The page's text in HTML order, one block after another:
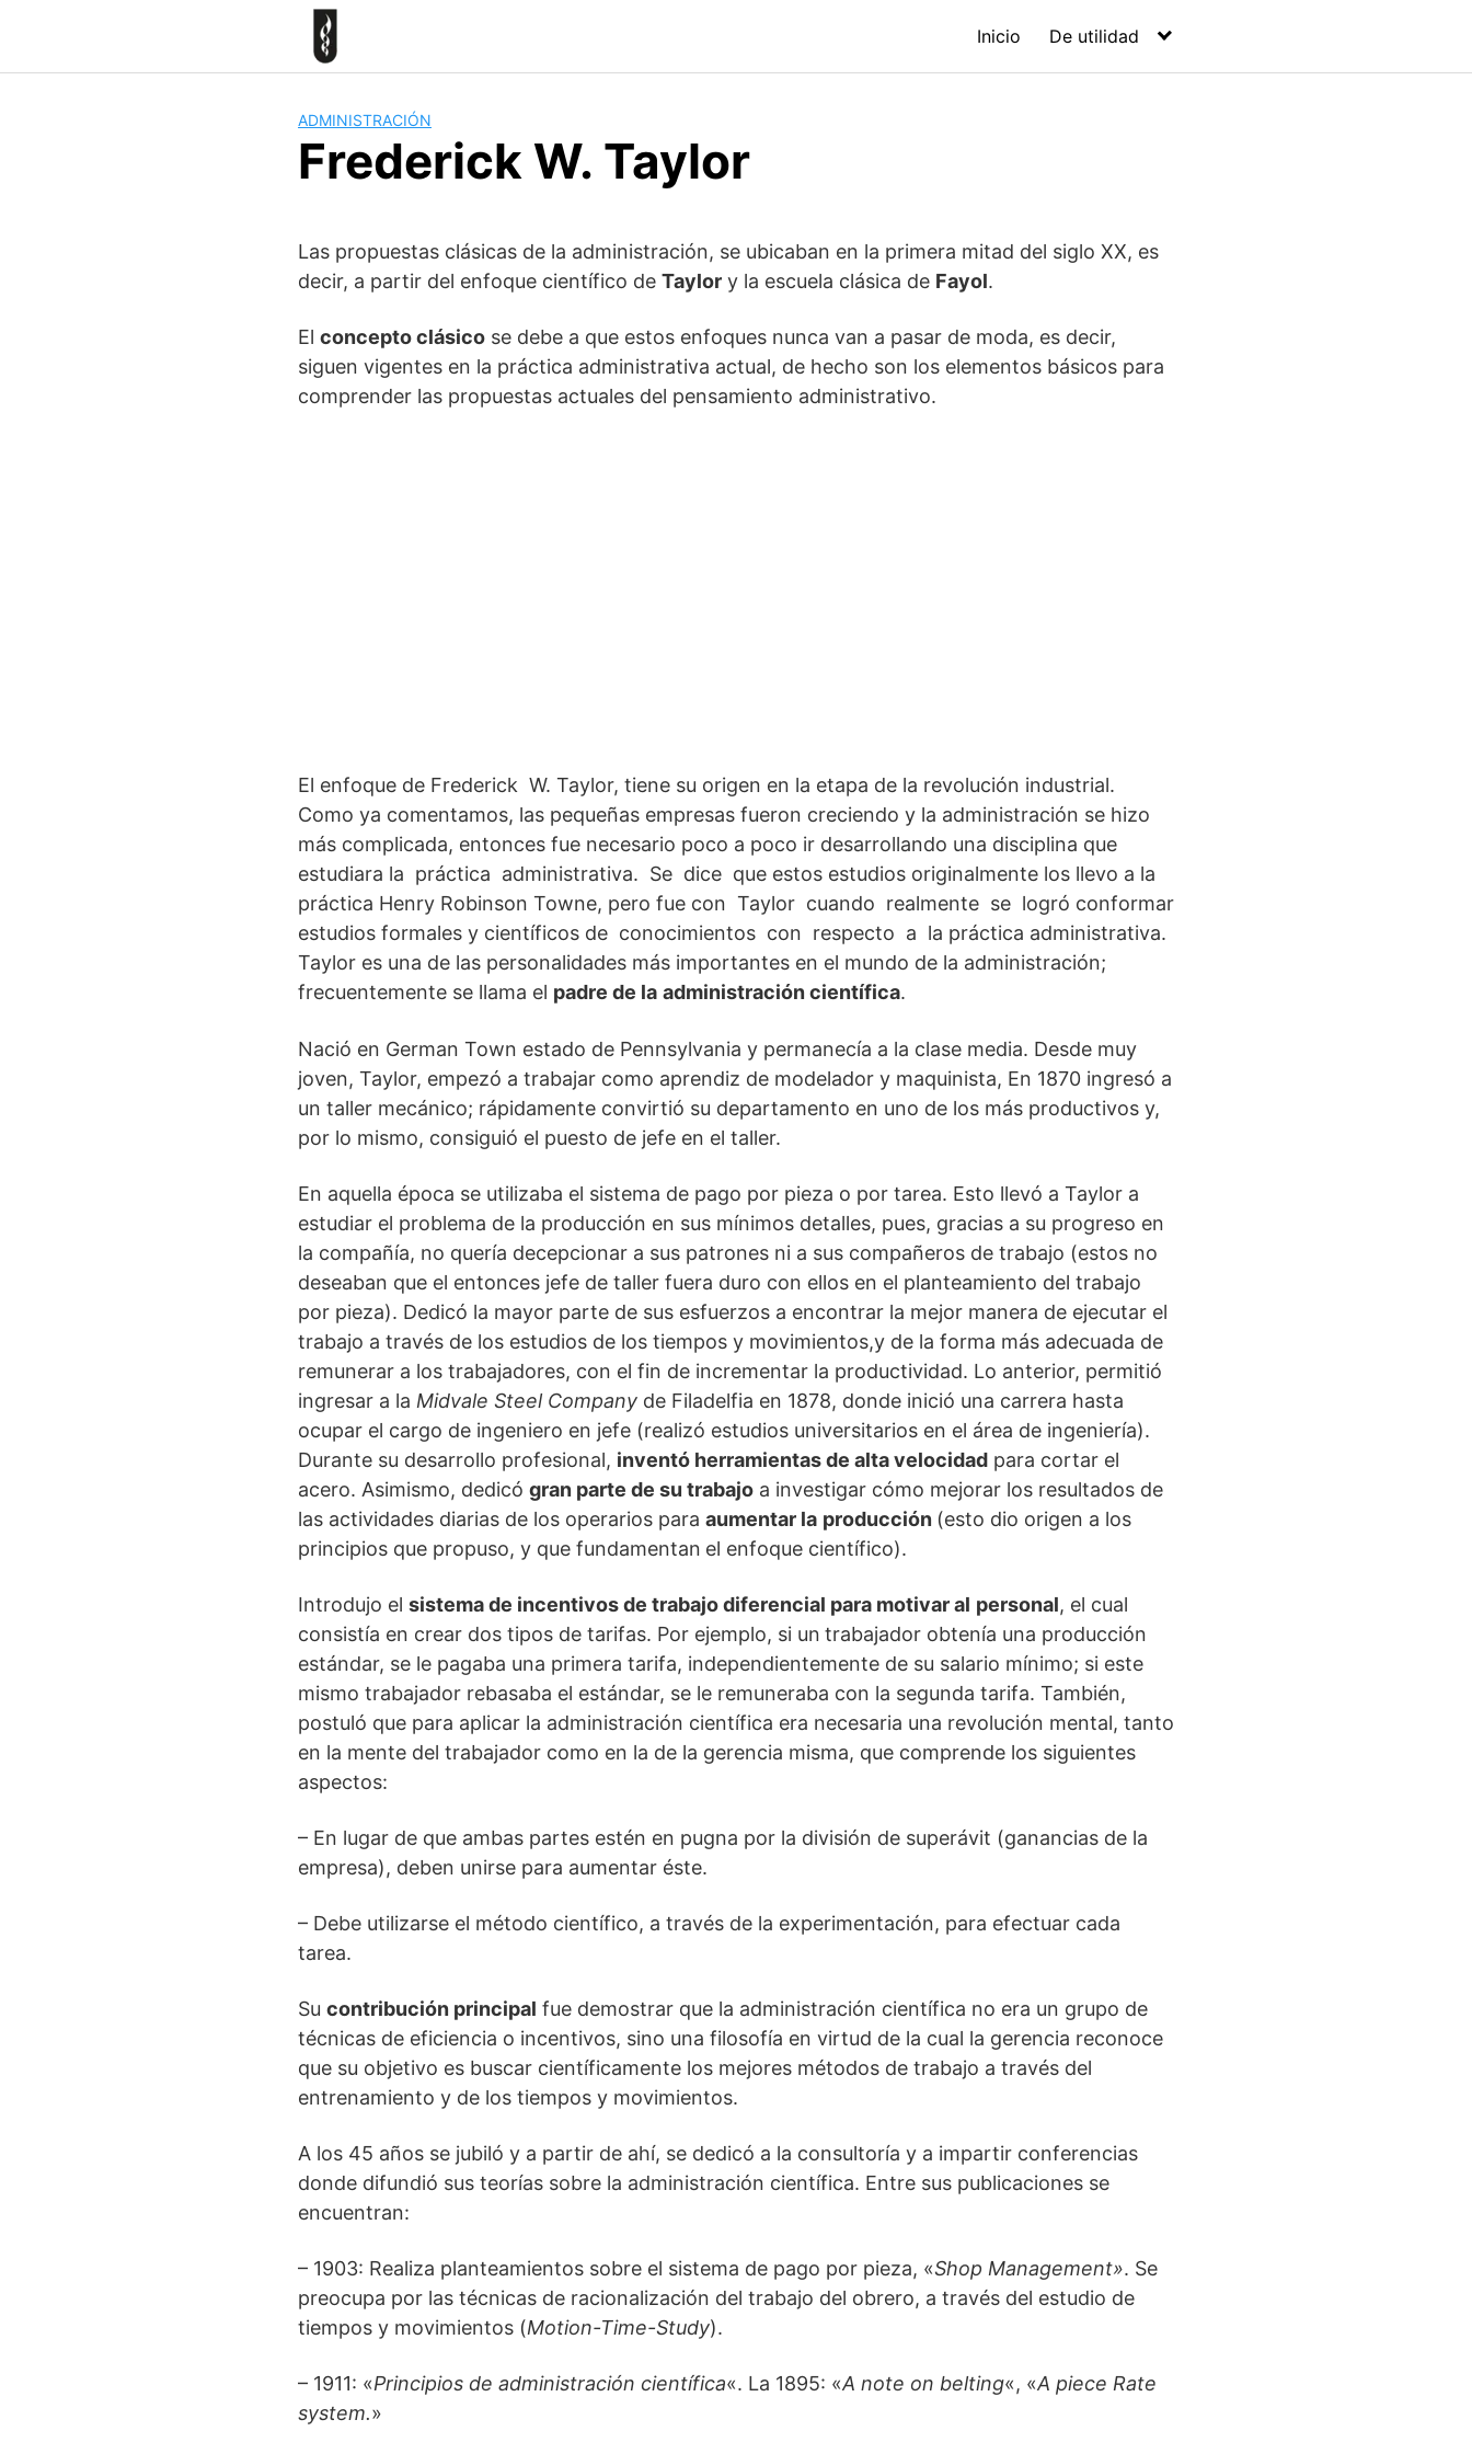
Inicio De utilidad
ADMINISTRACIÓN
Frederick W. Taylor
Las propuestas clásicas de la administración, se ubicaban en la primera mitad del siglo XX, es
decir, a partir del enfoque científico de Taylor y la escuela clásica de Fayol.
El concepto clásico se debe a que estos enfoques nunca van a pasar de moda, es decir,
siguen vigentes en la práctica administrativa actual, de hecho son los elementos básicos para
comprender las propuestas actuales del pensamiento administrativo.
El enfoque de Frederick W. Taylor, tiene su origen en la etapa de la revolución industrial.
Como ya comentamos, las pequeñas empresas fueron creciendo y la administración se hizo
más complicada, entonces fue necesario poco a poco ir desarrollando una disciplina que
estudiara la práctica administrativa. Se dice que estos estudios originalmente los llevo a la
práctica Henry Robinson Towne, pero fue con Taylor cuando realmente se logró conformar
estudios formales y científicos de conocimientos con respecto a la práctica administrativa.
Taylor es una de las personalidades más importantes en el mundo de la administración;
frecuentemente se llama el padre de la administración científica.
Nació en German Town estado de Pennsylvania y permanecía a la clase media. Desde muy
joven, Taylor, empezó a trabajar como aprendiz de modelador y maquinista, En 1870 ingresó a
un taller mecánico; rápidamente convirtió su departamento en uno de los más productivos y,
por lo mismo, consiguió el puesto de jefe en el taller.
En aquella época se utilizaba el sistema de pago por pieza o por tarea. Esto llevó a Taylor a
estudiar el problema de la producción en sus mínimos detalles, pues, gracias a su progreso en
la compañía, no quería decepcionar a sus patrones ni a sus compañeros de trabajo (estos no
deseaban que el entonces jefe de taller fuera duro con ellos en el planteamiento del trabajo
por pieza). Dedicó la mayor parte de sus esfuerzos a encontrar la mejor manera de ejecutar el
trabajo a través de los estudios de los tiempos y movimientos,y de la forma más adecuada de
remunerar a los trabajadores, con el fin de incrementar la productividad. Lo anterior, permitió
ingresar a la Midvale Steel Company de Filadelfia en 1878, donde inició una carrera hasta
ocupar el cargo de ingeniero en jefe (realizó estudios universitarios en el área de ingeniería).
Durante su desarrollo profesional, inventó herramientas de alta velocidad para cortar el
acero. Asimismo, dedicó gran parte de su trabajo a investigar cómo mejorar los resultados de
las actividades diarias de los operarios para aumentar la producción (esto dio origen a los
principios que propuso, y que fundamentan el enfoque científico).
Introdujo el sistema de incentivos de trabajo diferencial para motivar al personal, el cual
consistía en crear dos tipos de tarifas. Por ejemplo, si un trabajador obtenía una producción
estándar, se le pagaba una primera tarifa, independientemente de su salario mínimo; si este
mismo trabajador rebasaba el estándar, se le remuneraba con la segunda tarifa. También,
postuló que para aplicar la administración científica era necesaria una revolución mental, tanto
en la mente del trabajador como en la de la gerencia misma, que comprende los siguientes
aspectos:
– En lugar de que ambas partes estén en pugna por la división de superávit (ganancias de la
empresa), deben unirse para aumentar éste.
– Debe utilizarse el método científico, a través de la experimentación, para efectuar cada
tarea.
Su contribución principal fue demostrar que la administración científica no era un grupo de
técnicas de eficiencia o incentivos, sino una filosofía en virtud de la cual la gerencia reconoce
que su objetivo es buscar científicamente los mejores métodos de trabajo a través del
entrenamiento y de los tiempos y movimientos.
A los 45 años se jubiló y a partir de ahí, se dedicó a la consultoría y a impartir conferencias
donde difundió sus teorías sobre la administración científica. Entre sus publicaciones se
encuentran:
– 1903: Realiza planteamientos sobre el sistema de pago por pieza, «Shop Management». Se
preocupa por las técnicas de racionalización del trabajo del obrero, a través del estudio de
tiempos y movimientos (Motion-Time-Study).
– 1911: «Principios de administración científica«. La 1895: «A note on belting«, «A piece Rate
system.»